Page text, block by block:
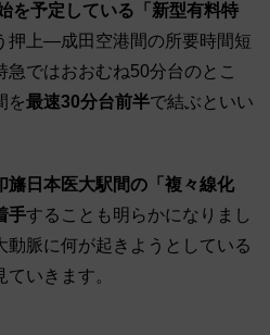
を予定している「新型有料特
押上―成田空港間の所要時間短
ではおおむね50分台のとこ
を最速30分台前半で結ぶといい
旛日本医大駅間の「複々線化
手することも明らかになりまし
動脈に何が起きようとしている
いきます。